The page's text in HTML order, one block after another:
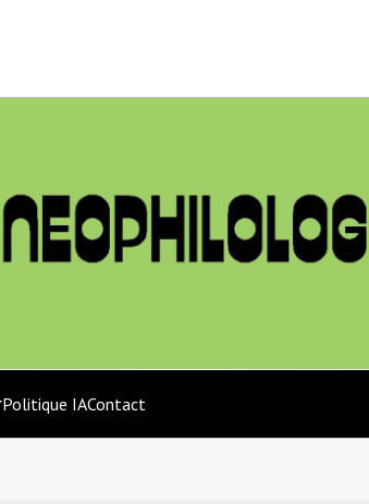
Politique IAContact